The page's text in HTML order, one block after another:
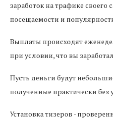
заработок на трафике своего
посещаемости и
Выплаты происходят
при условии, что вы
Пусть деньги будут
полученные практически без
Установка тизеров -